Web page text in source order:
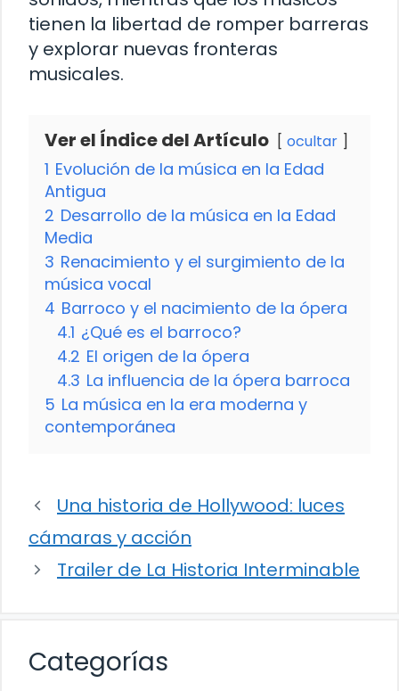
tienen la libertad de romper barreras
y explorar nuevas fronteras
musicales.
Ver el Índice del Artículo ocultar
1 Evolución de la música en la Edad
Antigua
2 Desarrollo de la música en la Edad
Media
3 Renacimiento y el surgimiento de la
música vocal
4 Barroco y el nacimiento de la ópera
4.1 ¿Qué es el barroco?
4.2 El origen de la ópera
4.3 La influencia de la ópera barroca
5 La música en la era moderna y
contemporánea
Una historia de Hollywood: luces
cámaras y acción
Trailer de La Historia Interminable
Categorías